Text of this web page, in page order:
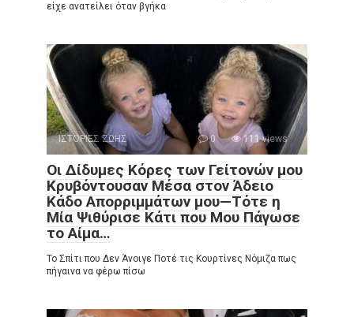
είχε ανατείλει όταν βγήκα
ΙΣΤΟΡΙΕΣ ΖΩΗΣ 0 111 views
Οι Δίδυμες Κόρες των Γείτονών μου
Κρυβόντουσαν Μέσα στον Άδειο
Κάδο Απορριμμάτων μου—Τότε η
Μία Ψιθύρισε Κάτι που Μου Πάγωσε
το Αίμα…
Το Σπίτι που Δεν Άνοιγε Ποτέ τις Κουρτίνες Νόμιζα πως
πήγαινα να φέρω πίσω